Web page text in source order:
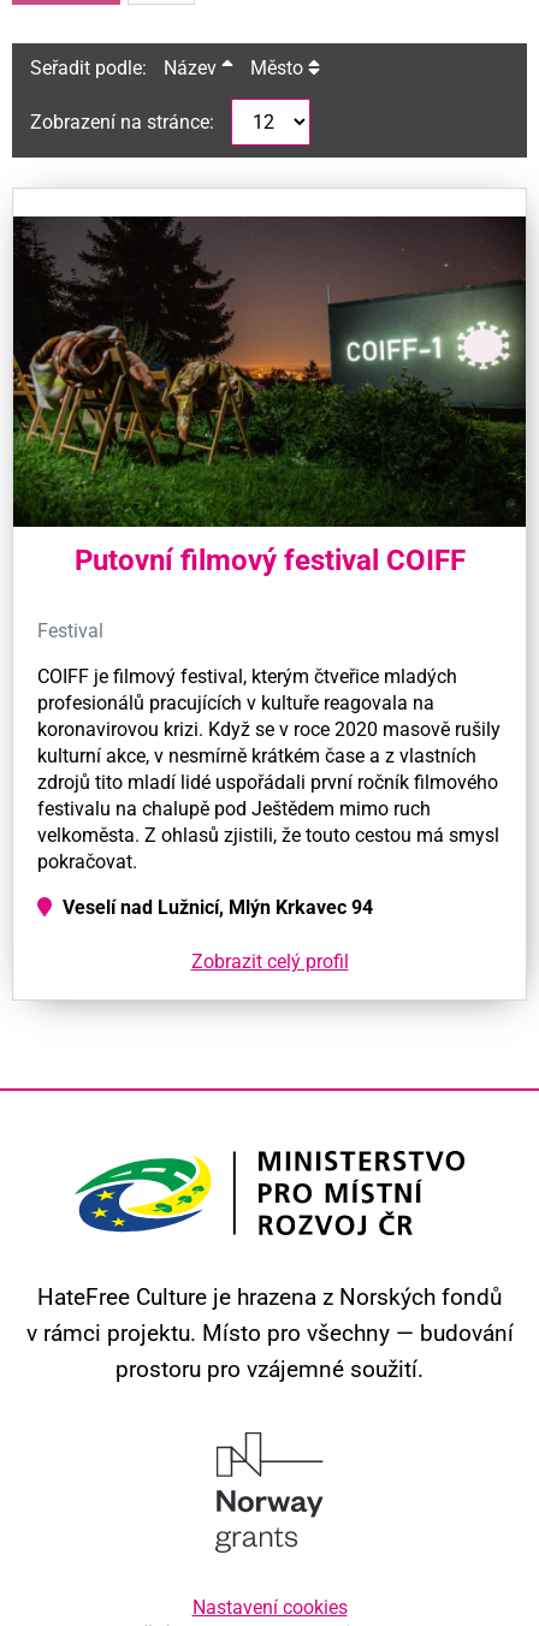
Seřadit podle: Název Město
Zobrazení na stránce:
Putovní filmový festival COIFF
Festival
COIFF je filmový festival, kterým čtveřice mladých
profesionálů pracujících v kultuře reagovala na
koronavirovou krizi. Když se v roce 2020 masově rušily
kulturní akce, v nesmírně krátkém čase a z vlastních
zdrojů tito mladí lidé uspořádali první ročník filmového
festivalu na chalupě pod Ještědem mimo ruch
velkoměsta. Z ohlasů zjistili, že touto cestou má smysl
pokračovat.
Veselí nad Lužnicí, Mlýn Krkavec 94
Zobrazit celý profil
HateFree Culture je hrazena z Norských fondů
v rámci projektu. Místo pro všechny — budování
prostoru pro vzájemné soužití.
Nastavení cookies